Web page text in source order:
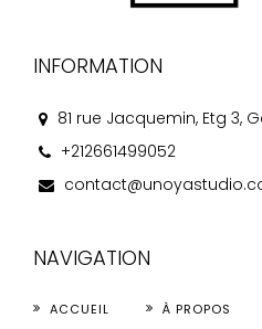
INFORMATION
81 rue Jacquemin, Etg 3,
+212661499052
NAVIGATION
ACCUEIL À PROPOS